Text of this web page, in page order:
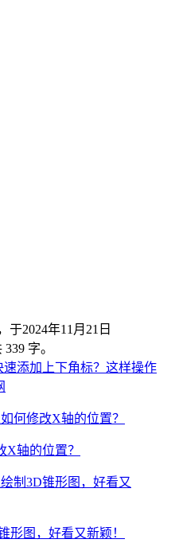
于2024年11月21日
字。
速添加上下角标？这样操作
X轴的位置？
形图，好看又新颖！